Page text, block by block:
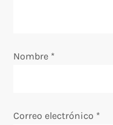
Nombre *
Correo electrónico *